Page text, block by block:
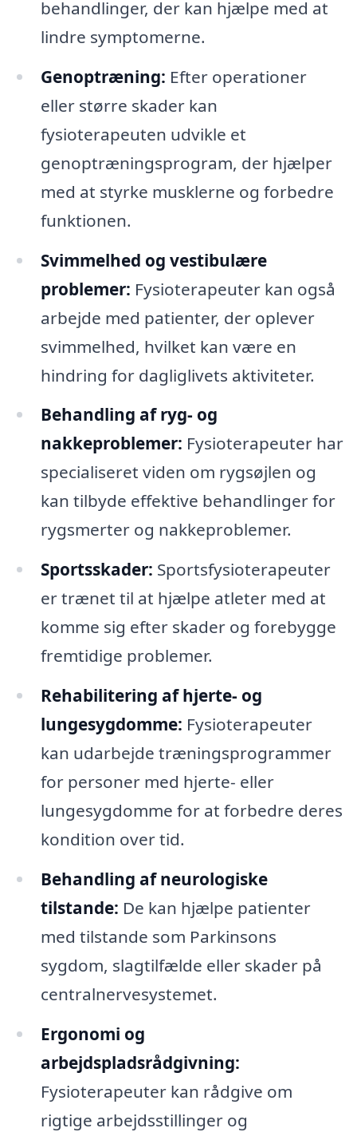
behandlinger, der kan hjælpe med at
lindre symptomerne.
Genoptræning: Efter operationer
eller større skader kan
fysioterapeuten udvikle et
genoptræningsprogram, der hjælper
med at styrke musklerne og forbedre
funktionen.
Svimmelhed og vestibulære
problemer: Fysioterapeuter kan også
arbejde med patienter, der oplever
svimmelhed, hvilket kan være en
hindring for dagliglivets aktiviteter.
Behandling af ryg- og
nakkeproblemer: Fysioterapeuter har
specialiseret viden om rygsøjlen og
kan tilbyde effektive behandlinger for
rygsmerter og nakkeproblemer.
Sportsskader: Sportsfysioterapeuter
er trænet til at hjælpe atleter med at
komme sig efter skader og forebygge
fremtidige problemer.
Rehabilitering af hjerte- og
lungesygdomme: Fysioterapeuter
kan udarbejde træningsprogrammer
for personer med hjerte- eller
lungesygdomme for at forbedre deres
kondition over tid.
Behandling af neurologiske
tilstande: De kan hjælpe patienter
med tilstande som Parkinsons
sygdom, slagtilfælde eller skader på
centralnervesystemet.
Ergonomi og
arbejdspladsrådgivning:
Fysioterapeuter kan rådgive om
rigtige arbejdsstillinger og